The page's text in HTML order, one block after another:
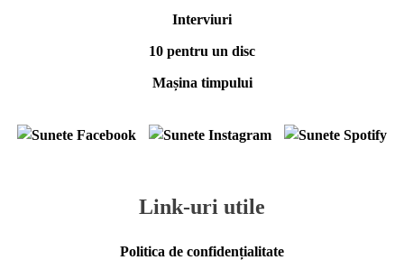
Interviuri
10 pentru un disc
Mașina timpului
Link-uri utile
Politica de confidențialitate